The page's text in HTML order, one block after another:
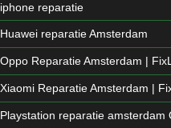
iphone reparatie
Huawei reparatie Amsterdam
Oppo Reparatie Amsterdam |
Xiaomi Reparatie Amsterdam |
Playstation reparatie amsterdam